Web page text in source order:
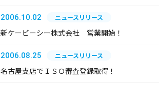
2006.10.02 ニュースリリース
新ケービーシー株式会社 営業開始！
2006.08.25 ニュースリリース
名古屋支店でＩＳＯ審査登録取得！